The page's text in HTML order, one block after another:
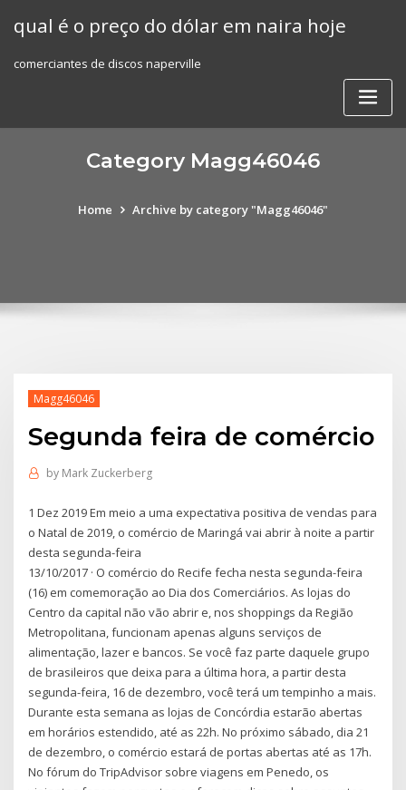
qual é o preço do dólar em naira hoje
comerciantes de discos naperville
Category Magg46046
Home Archive by category "Magg46046"
Magg46046
Segunda feira de comércio
by Mark Zuckerberg
1 Dez 2019 Em meio a uma expectativa positiva de vendas para
o Natal de 2019, o comércio de Maringá vai abrir à noite a partir
desta segunda-feira
13/10/2017 · O comércio do Recife fecha nesta segunda-feira
(16) em comemoração ao Dia dos Comerciários. As lojas do
Centro da capital não vão abrir e, nos shoppings da Região
Metropolitana, funcionam apenas alguns serviços de
alimentação, lazer e bancos. Se você faz parte daquele grupo
de brasileiros que deixa para a última hora, a partir desta
segunda-feira, 16 de dezembro, você terá um tempinho a mais.
Durante esta semana as lojas de Concórdia estarão abertas
em horários estendido, até as 22h. No próximo sábado, dia 21
de dezembro, o comércio estará de portas abertas até as 17h.
No fórum do TripAdvisor sobre viagens em Penedo, os